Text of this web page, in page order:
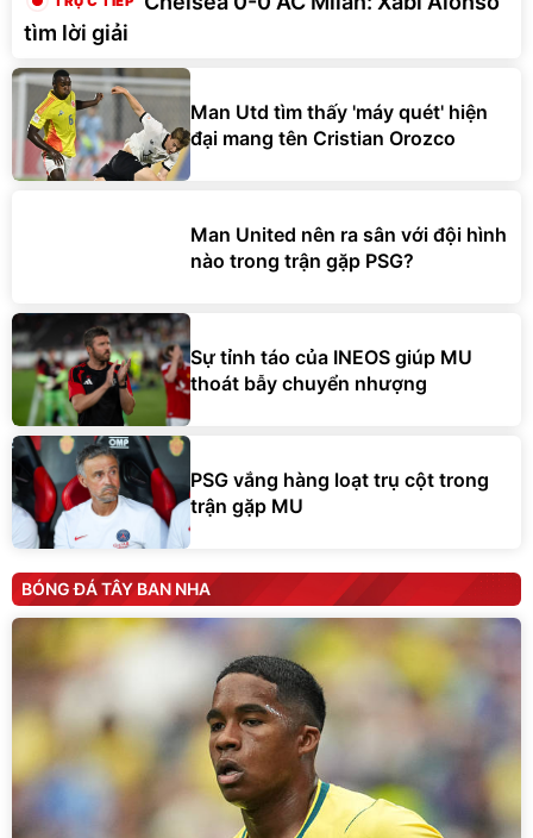
tìm lời giải
Man Utd tìm thấy 'máy quét' hiện
đại mang tên Cristian Orozco
Man United nên ra sân với đội hình
nào trong trận gặp PSG?
Sự tỉnh táo của INEOS giúp MU
thoát bẫy chuyển nhượng
PSG vắng hàng loạt trụ cột trong
trận gặp MU
BÓNG ĐÁ TÂY BAN NHA